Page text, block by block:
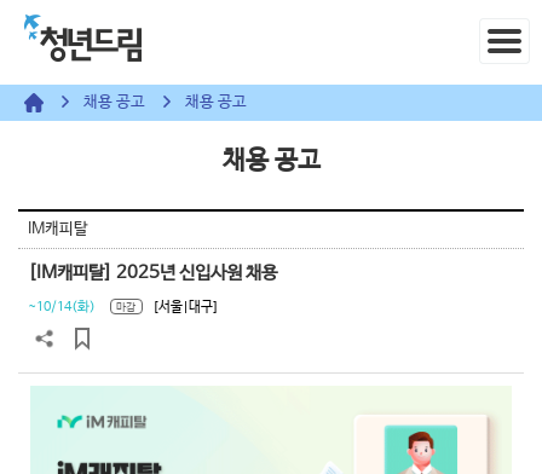
채용 공고 채용 공고
채용 공고
IM캐피탈
[IM캐피탈] 2025년 신입사원 채용
~10/14(화) 마감 [서울|대구]